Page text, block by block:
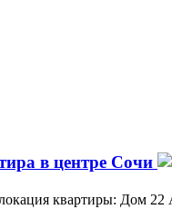
в центре Сочи
квартиры: Дом